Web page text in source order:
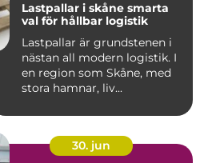
Lastpallar i skåne smarta
val för hållbar logistik
Lastpallar är grundstenen i
nästan all modern logistik. I
en region som Skåne, med
stora hamnar, liv...
30. jun